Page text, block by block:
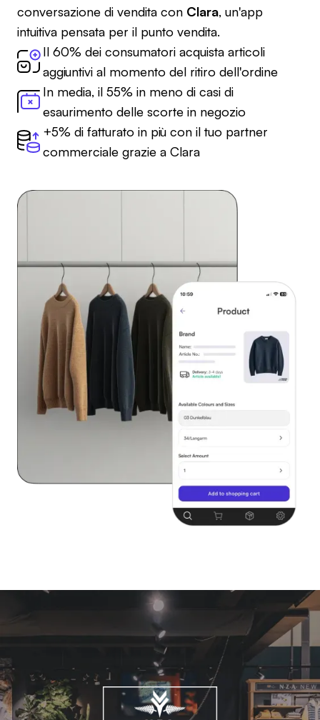
conversazione di vendita con Clara, un'app
intuitiva pensata per il punto vendita.
Il 60% dei consumatori acquista articoli
aggiuntivi al momento del ritiro dell'ordine
In media, il 55% in meno di casi di
esaurimento delle scorte in negozio
+5% di fatturato in più con il tuo partner
commerciale grazie a Clara